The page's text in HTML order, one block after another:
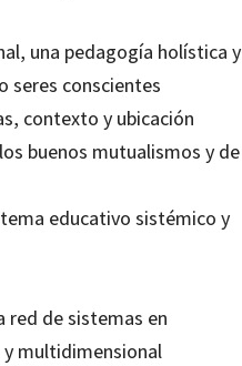
una pedagogía holística y
seres conscientes
contexto y ubicación
buenos mutualismos y de
educativo sistémico y
red de sistemas en
y multidimensional